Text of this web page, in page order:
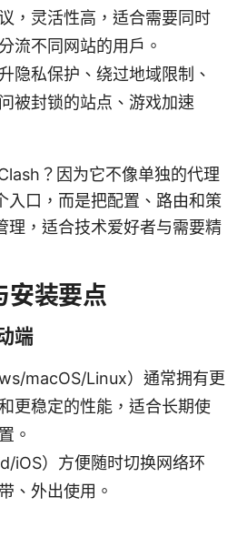
，灵活性高，适合需要同时
流不同网站的用户。
隐私保护、绕过地域限制、
被封锁的站点、游戏加速
？因为它不像单独的代理
入口，而是把配置、路由和策
理，适合技术爱好者与需要精
安装要点
端
macOS/Linux）通常拥有更
更稳定的性能，适合长期使
。
iOS）方便随时切换网络环
、外出使用。